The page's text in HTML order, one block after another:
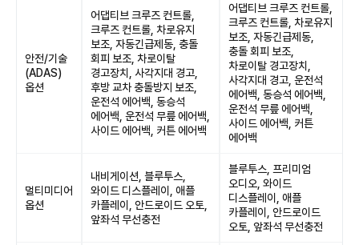
안전/기술
(ADAS)
옵션
어댑티브 크루즈 컨트롤,
크루즈 컨트롤, 차로유지
보조, 자동긴급제동, 충돌
회피 보조, 차로이탈
경고장치, 사각지대 경고,
후방 교차 충돌방지 보조,
운전석 에어백, 동승석
에어백, 운전석 무릎 에어백,
사이드 에어백, 커튼 에어백
어댑티브 크루즈 컨트롤,
크루즈 컨트롤, 차로유지
보조, 자동긴급제동,
충돌 회피 보조,
차로이탈 경고장치,
사각지대 경고, 운전석
에어백, 동승석 에어백,
운전석 무릎 에어백,
사이드 에어백, 커튼
에어백
멀티미디어
옵션
내비게이션, 블루투스,
와이드 디스플레이, 애플
카플레이, 안드로이드 오토,
앞좌석 무선충전
블루투스, 프리미엄
오디오, 와이드
디스플레이, 애플
카플레이, 안드로이드
오토, 앞좌석 무선충전